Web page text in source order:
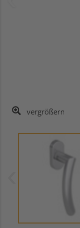
vergrößern